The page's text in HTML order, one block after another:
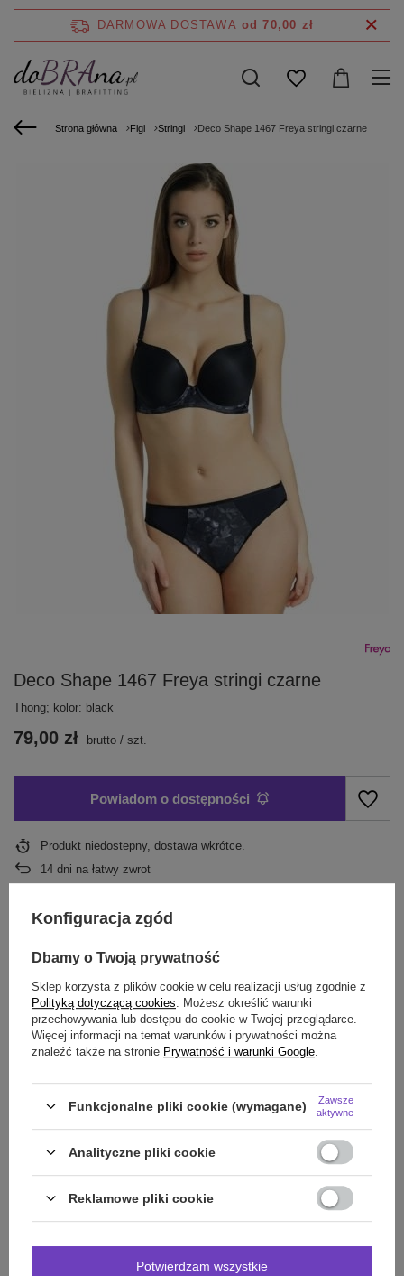
DARMOWA DOSTAWA od 70,00 zł
Strona główna Figi Stringi Deco Shape 1467 Freya stringi czarne
Deco Shape 1467 Freya stringi czarne
Thong; kolor: black
79,00 zł brutto / szt.
Powiadom o dostępności
Produkt niedostepny, dostawa wkrótce
14 dni na łatwy zwrot
Bezpieczne zakupy
Darmowa dostawa do paczkomatu lub punktu
odbioru
Smile - dostawy ze sklepów internetowych przy zamówieniu od70,00 zł
Konfiguracja zgód
Dbamy o Twoją prywatność
Sklep korzysta z plików cookie w celu realizacji usług zgodnie z
Polityką dotyczącą cookies . Możesz określić warunki
przechowywania lub dostępu do cookie w Twojej przeglądarce.
Więcej informacji na temat warunków i prywatności można
znaleźć także na stronie Prywatność i warunki Google
Funkcjonalne pliki cookie (wymagane)
Zawsze
aktywne
Analityczne pliki cookie
Reklamowe pliki cookie
Potwierdzam wszystkie